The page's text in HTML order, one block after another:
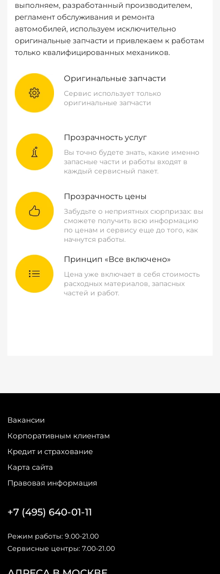
выполняем, разработанный производителем,
регламент обслуживания и ремонта
автомобилей, используем исключительно
оригинальные запчасти и привлекаем к работам
только квалифицированных механиков.
Оригинальные запчасти
Сервис использует только
оригинальные запчасти
Прозрачность услуг
Вы точно будете знать, какие именно
запасные части и работы входят в
каждый сервисный пакет.
Прозрачность цены
Забудьте о неприятных сюрпризах: вы
сможете получить всю информацию
по ценам и сервису еще до того, как
начнутся работы.
Принцип «Все включено»
Цена уже включает в себя стоимость
расходных материалов, запасных
частей и работ.
Вакансии
Корпоративным клиентам
Кредит и страхование
Карта сайта
Правовая информация
+7 (495) 640-01-11
Режим работы: 9.00-21.00
Сервисные центры: 7.00-21.00